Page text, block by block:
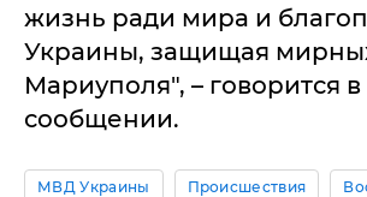
жизнь ради мира и
Украины, защищая
Мариуполя", – говорится в
сообщении.
МВД Украины Происшествия